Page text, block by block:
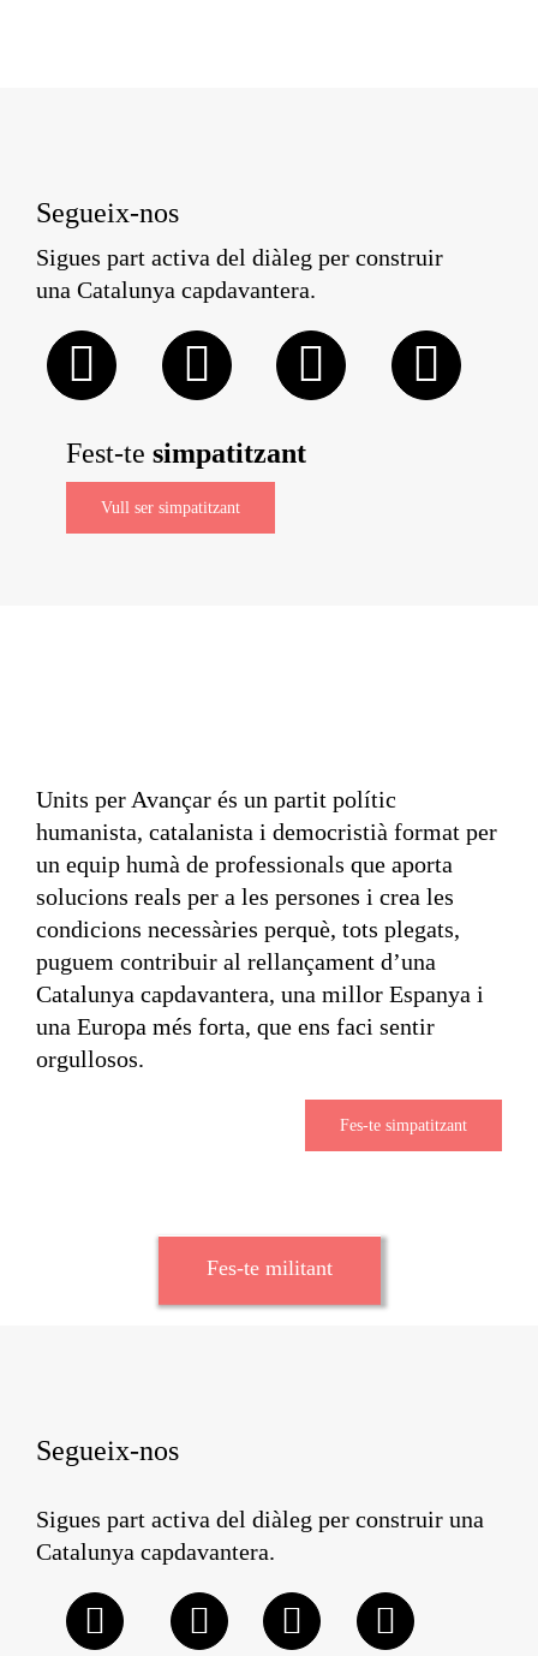
Segueix-nos
Sigues part activa del diàleg per construir
una Catalunya capdavantera.
Fest-te simpatitzant
Vull ser simpatitzant
Units per Avançar és un partit polític
humanista, catalanista i democristià format per
un equip humà de professionals que aporta
solucions reals per a les persones i crea les
condicions necessàries perquè, tots plegats,
puguem contribuir al rellançament d’una
Catalunya capdavantera, una millor Espanya i
una Europa més forta, que ens faci sentir
orgullosos.
Fes-te simpatitzant
Fes-te militant
Segueix-nos
Sigues part activa del diàleg per construir una
Catalunya capdavantera.